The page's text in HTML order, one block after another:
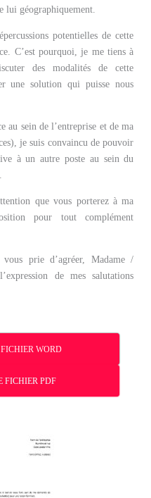
lui géographiquement.
potentielles de cette
C’est pourquoi, je me tiens à
des modalités de cette
une solution qui puisse nous
au sein de l’entreprise et de ma
je suis convaincu de pouvoir
à un autre poste au sein du
que vous porterez à ma
pour tout complément
prie d’agréer, Madame /
de mes salutations
WORD
FICHIER PDF